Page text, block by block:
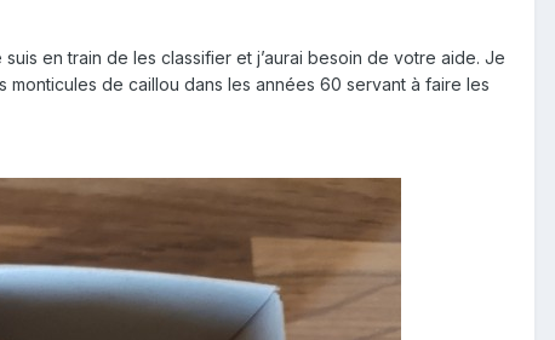
en train de les classifier et j’aurai besoin de votre aide. Je
de caillou dans les années 60 servant à faire les